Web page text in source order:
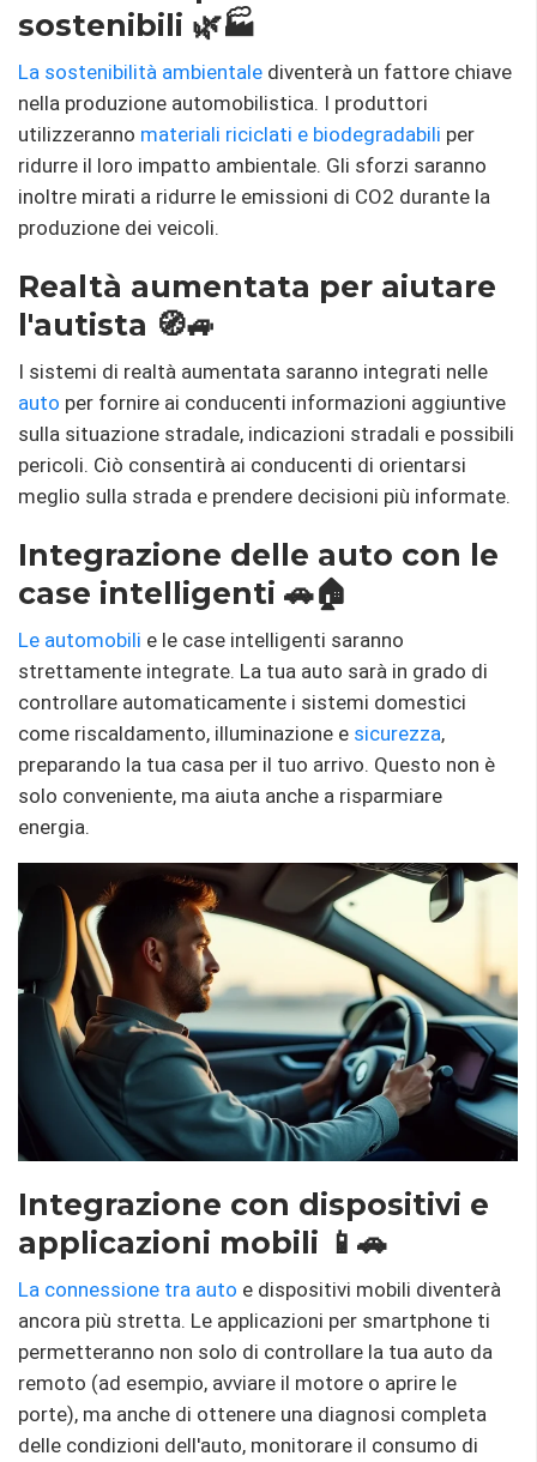
sostenibili 🌿🏭
La sostenibilità ambientale diventerà un fattore chiave
nella produzione automobilistica. I produttori
utilizzeranno materiali riciclati e biodegradabili per
ridurre il loro impatto ambientale. Gli sforzi saranno
inoltre mirati a ridurre le emissioni di CO2 durante la
produzione dei veicoli.
Realtà aumentata per aiutare
l'autista 🧭🚙
I sistemi di realtà aumentata saranno integrati nelle
auto per fornire ai conducenti informazioni aggiuntive
sulla situazione stradale, indicazioni stradali e possibili
pericoli. Ciò consentirà ai conducenti di orientarsi
meglio sulla strada e prendere decisioni più informate.
Integrazione delle auto con le
case intelligenti 🚗🏠
Le automobili e le case intelligenti saranno
strettamente integrate. La tua auto sarà in grado di
controllare automaticamente i sistemi domestici
come riscaldamento, illuminazione e sicurezza,
preparando la tua casa per il tuo arrivo. Questo non è
solo conveniente, ma aiuta anche a risparmiare
energia.
Integrazione con dispositivi e
applicazioni mobili 📱🚗
La connessione tra auto e dispositivi mobili diventerà
ancora più stretta. Le applicazioni per smartphone ti
permetteranno non solo di controllare la tua auto da
remoto (ad esempio, avviare il motore o aprire le
porte), ma anche di ottenere una diagnosi completa
delle condizioni dell'auto, monitorare il consumo di